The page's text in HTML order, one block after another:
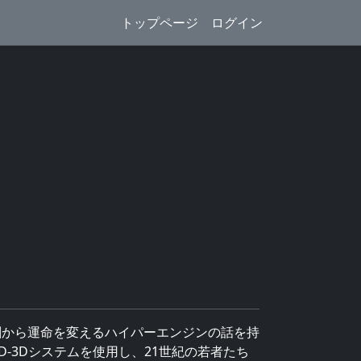
トップページ ログイン
ら運命を変えるハイパーエンジンの話を持
3Dシステムを使用し、21世紀の若者たち